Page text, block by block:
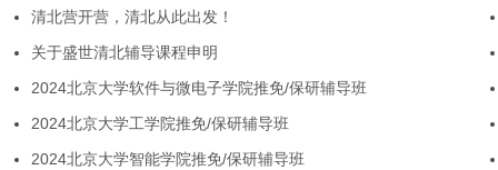
清北营开营，清北从此出发！
关于盛世清北辅导课程申明
2024北京大学软件与微电子学院推免/保研辅导班
2024北京大学工学院推免/保研辅导班
2024北京大学智能学院推免/保研辅导班